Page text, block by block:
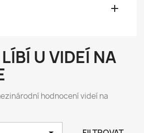

U VIDEÍ NA
hodnocení videí na